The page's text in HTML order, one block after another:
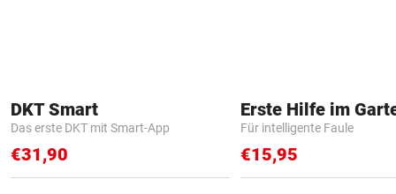
DKT Smart
Das erste DKT mit Smart-App
€31,90
Erste Hilfe im
Für intelligente Faule
€15,95